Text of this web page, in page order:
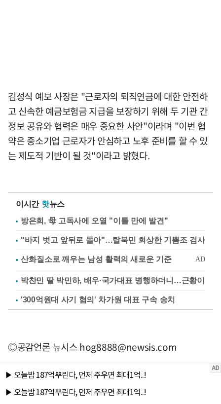
김성식 예보 사장은 "근로자의 퇴직연금에 대한 안전하
고 신속한 예금보험금 지급을 보장하기 위해 두 기관 간
정보 공유와 협력은 매우 중요한 사안"이라며 "이번 협
약은 중소기업 근로자가 안심하고 노후 준비를 할 수 있
는 제도적 기반이 될 것"이라고 밝혔다.
이시간 핫뉴스
방은희, 母 고독사에 오열 "이틀 만에 발견"
"바지 벗고 앞뒤로 돌아"…탈북민 회상한 기쁨조 검사
박찬민 딸 박민하, 배우·국가대표 병행하더니…근황이
'300억원대 사기 혐의' 차가원 대표 구속 송치
◎공감언론 뉴시스hog8888@newsis.com